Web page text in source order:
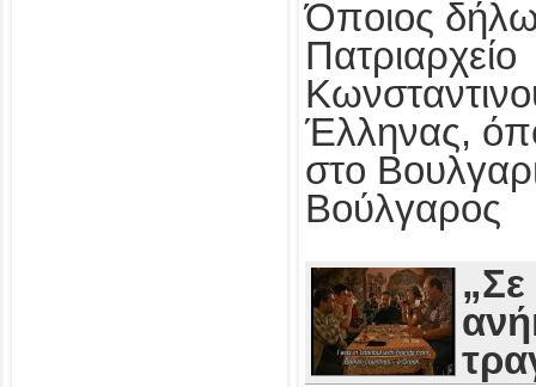
Όποιος
Πατριαρχείο
Έλληνας,
στο
Βούλγαρος